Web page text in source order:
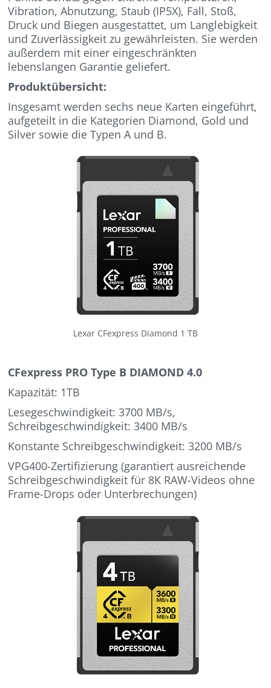
Vibration, Abnutzung, Staub (IP5X), Fall, Stoß,
Druck und Biegen ausgestattet, um Langlebigkeit
und Zuverlässigkeit zu gewährleisten. Sie werden
außerdem mit einer eingeschränkten
lebenslangen Garantie geliefert.
Produktübersicht:
Insgesamt werden sechs neue Karten eingeführt,
aufgeteilt in die Kategorien Diamond, Gold und
Silver sowie die Typen A und B.
Lexar CFexpress Diamond 1 TB
CFexpress PRO Type B DIAMOND 4.0
Kapazität: 1TB
Lesegeschwindigkeit: 3700 MB/s,
Schreibgeschwindigkeit: 3400 MB/s
Konstante Schreibgeschwindigkeit: 3200 MB/s
VPG400-Zertifizierung (garantiert ausreichende
Schreibgeschwindigkeit für 8K RAW-Videos ohne
Frame-Drops oder Unterbrechungen)